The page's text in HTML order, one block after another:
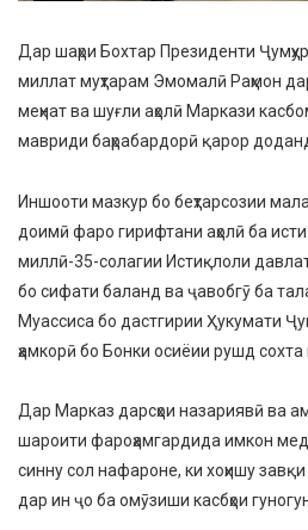
Дар шаҳри Бохтар Президенти
миллат муҳтарам Эмомалӣ Раҳмон
меҳнат ва шуғли аҳолӣ Маркази
мавриди баҳрабардорӣ қарор
Иншооти мазкур бо беҳтарсозии
доимӣ фаро гирифтани аҳолӣ ба
миллӣ-35-солагии Истиқлоли
бо сифати баланд ва ҷавобгӯ ба
Муассиса бо дастгирии Ҳукумати
ҳамкорӣ бо Бонки осиёии рушд сохта
Дар Марказ дарсҳои назариявӣ ва
шароити фароҳамгардида имкон
синну сол нафароне, ки хоҳишу
дар ин ҷо ба омӯзиши касбҳои